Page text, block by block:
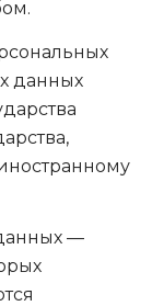
данных
—